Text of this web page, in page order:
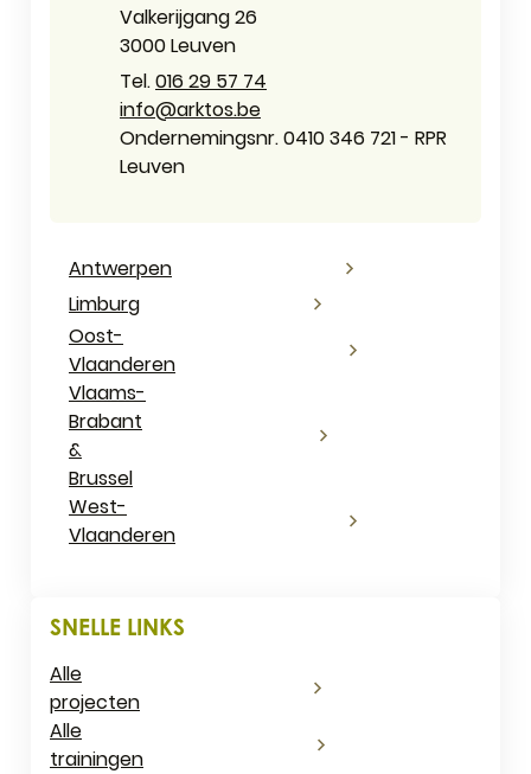
AdresValkerijgang 26
,3000Leuven
016 29 57 74
E-mailinfo@arktos.be
Ondernemingsnummer
Ondernemingsnr. 0410 346 721 - RPR
Leuven
Antwerpen
Limburg
Oost-
Vlaanderen
Vlaams-
Brabant
&
Brussel
West-
Vlaanderen
SNELLE LINKS
Alle
projecten
Alle
trainingen